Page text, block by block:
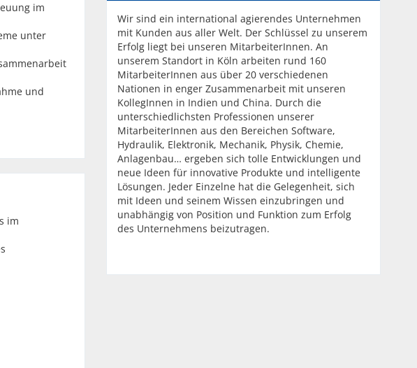
im
unter
und
im
Wir sind ein international agierendes Unternehmen
mit Kunden aus aller Welt. Der Schlüssel zu unserem
Erfolg liegt bei unseren MitarbeiterInnen. An
unserem Standort in Köln arbeiten rund 160
MitarbeiterInnen aus über 20 verschiedenen
Nationen in enger Zusammenarbeit mit unseren
KollegInnen in Indien und China. Durch die
unterschiedlichsten Professionen unserer
MitarbeiterInnen aus den Bereichen Software,
Hydraulik, Elektronik, Mechanik, Physik, Chemie,
Anlagenbau… ergeben sich tolle Entwicklungen und
neue Ideen für innovative Produkte und intelligente
Lösungen. Jeder Einzelne hat die Gelegenheit, sich
mit Ideen und seinem Wissen einzubringen und
unabhängig von Position und Funktion zum Erfolg
des Unternehmens beizutragen.